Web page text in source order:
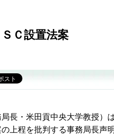
Ｃ設置法案
長・米田貢中央大学教授）
上程を批判する事務局長声